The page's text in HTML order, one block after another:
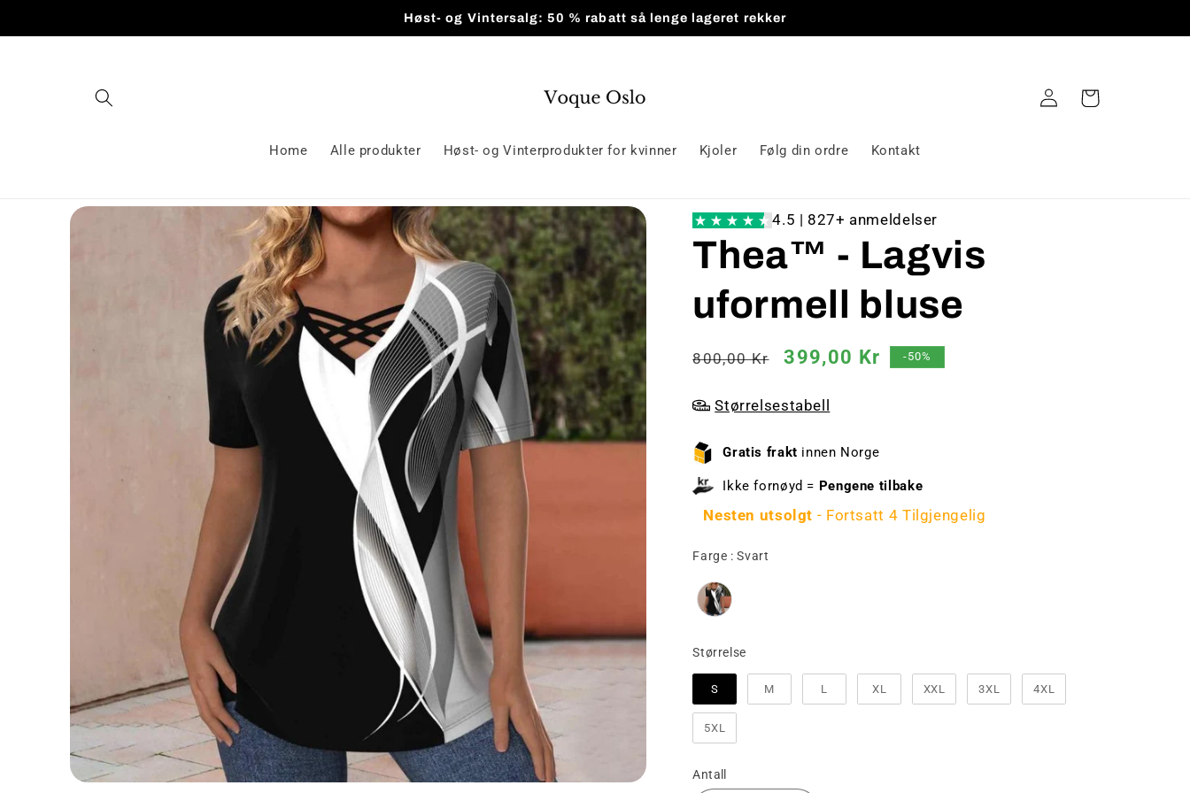
innholdet
Høst- og Vintersalg: 50 % rabatt så lenge lageret rekker
Home Alle produkter Høst- og Vinterprodukter for kvinner Kjoler Følg din ordre Kontakt
Logg
inn
Handlekurv
Hopp til
4.5 | 827+ anmeldelser
Thea™ - Lagvis
uformell bluse
Vanlig
800,00 Kr Salgspris
399,00 Kr -50%
Størrelsestabell
Gratis frakt innen Norge
Ikke fornøyd = Pengene tilbake
Nesten utsolgt - Fortsatt 4 Tilgjengelig
Farge : Svart
StørrelseStørrelse
S M L XL XXL 3XL 4XL
5XL
Antall